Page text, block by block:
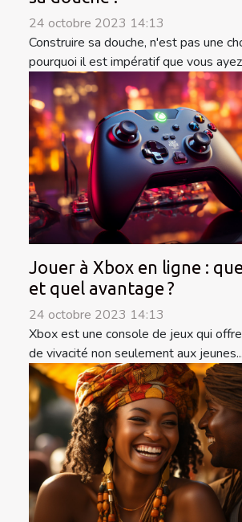
24 octobre 2023 14:13
Construire sa douche, n'est pas une
pourquoi il est impératif que vous ayez
Jouer à Xbox en ligne :
et quel avantage ?
24 octobre 2023 14:13
Xbox est une console de jeux qui
de vivacité non seulement aux jeunes...